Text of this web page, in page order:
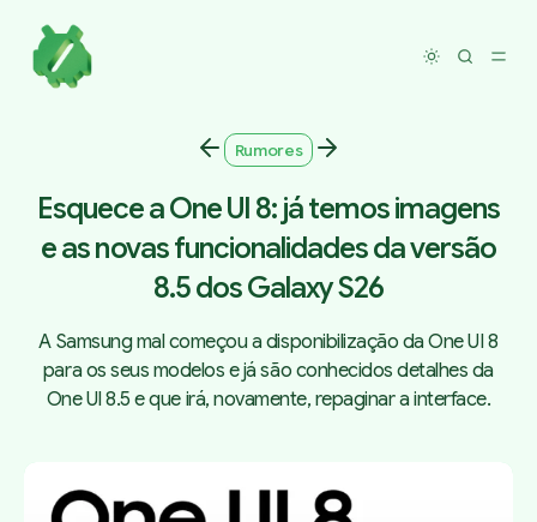
Toggle
Rumores
Esquece a One UI 8: já temos imagens
e as novas funcionalidades da versão
8.5 dos Galaxy S26
A Samsung mal começou a disponibilização da One UI 8
para os seus modelos e já são conhecidos detalhes da
One UI 8.5 e que irá, novamente, repaginar a interface.